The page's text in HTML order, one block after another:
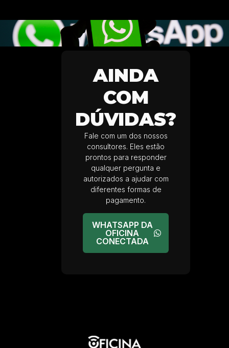
AINDA
COM
DÚVIDAS?
Fale com um dos nossos
consultores. Eles estão
prontos para responder
qualquer pergunta e
autorizados a ajudar com
diferentes formas de
pagamento.
WHATSAPP DA
OFICINA
CONECTADA